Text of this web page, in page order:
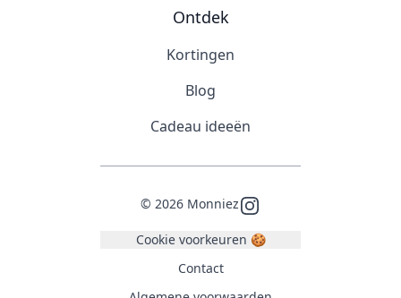
Ontdek
Kortingen
Blog
Cadeau ideeën
© 2026 MonniezInstagram
Cookie voorkeuren 🍪
Contact